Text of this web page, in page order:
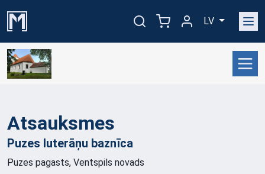
LV
Atsauksmes
Puzes luterāņu baznīca
Puzes pagasts, Ventspils novads